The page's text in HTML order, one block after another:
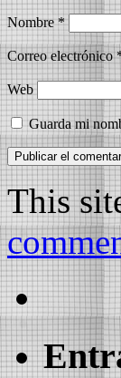
Nombre*
Correo electrónico
Web
Guarda mi
This